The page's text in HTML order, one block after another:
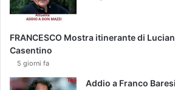
FRANCESCO Mostra itinerante di
Casentino
5 giorni fa
Addio a Franco